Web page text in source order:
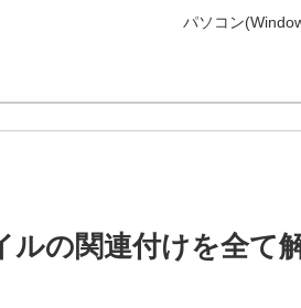
パソコン
の関連付けを全て